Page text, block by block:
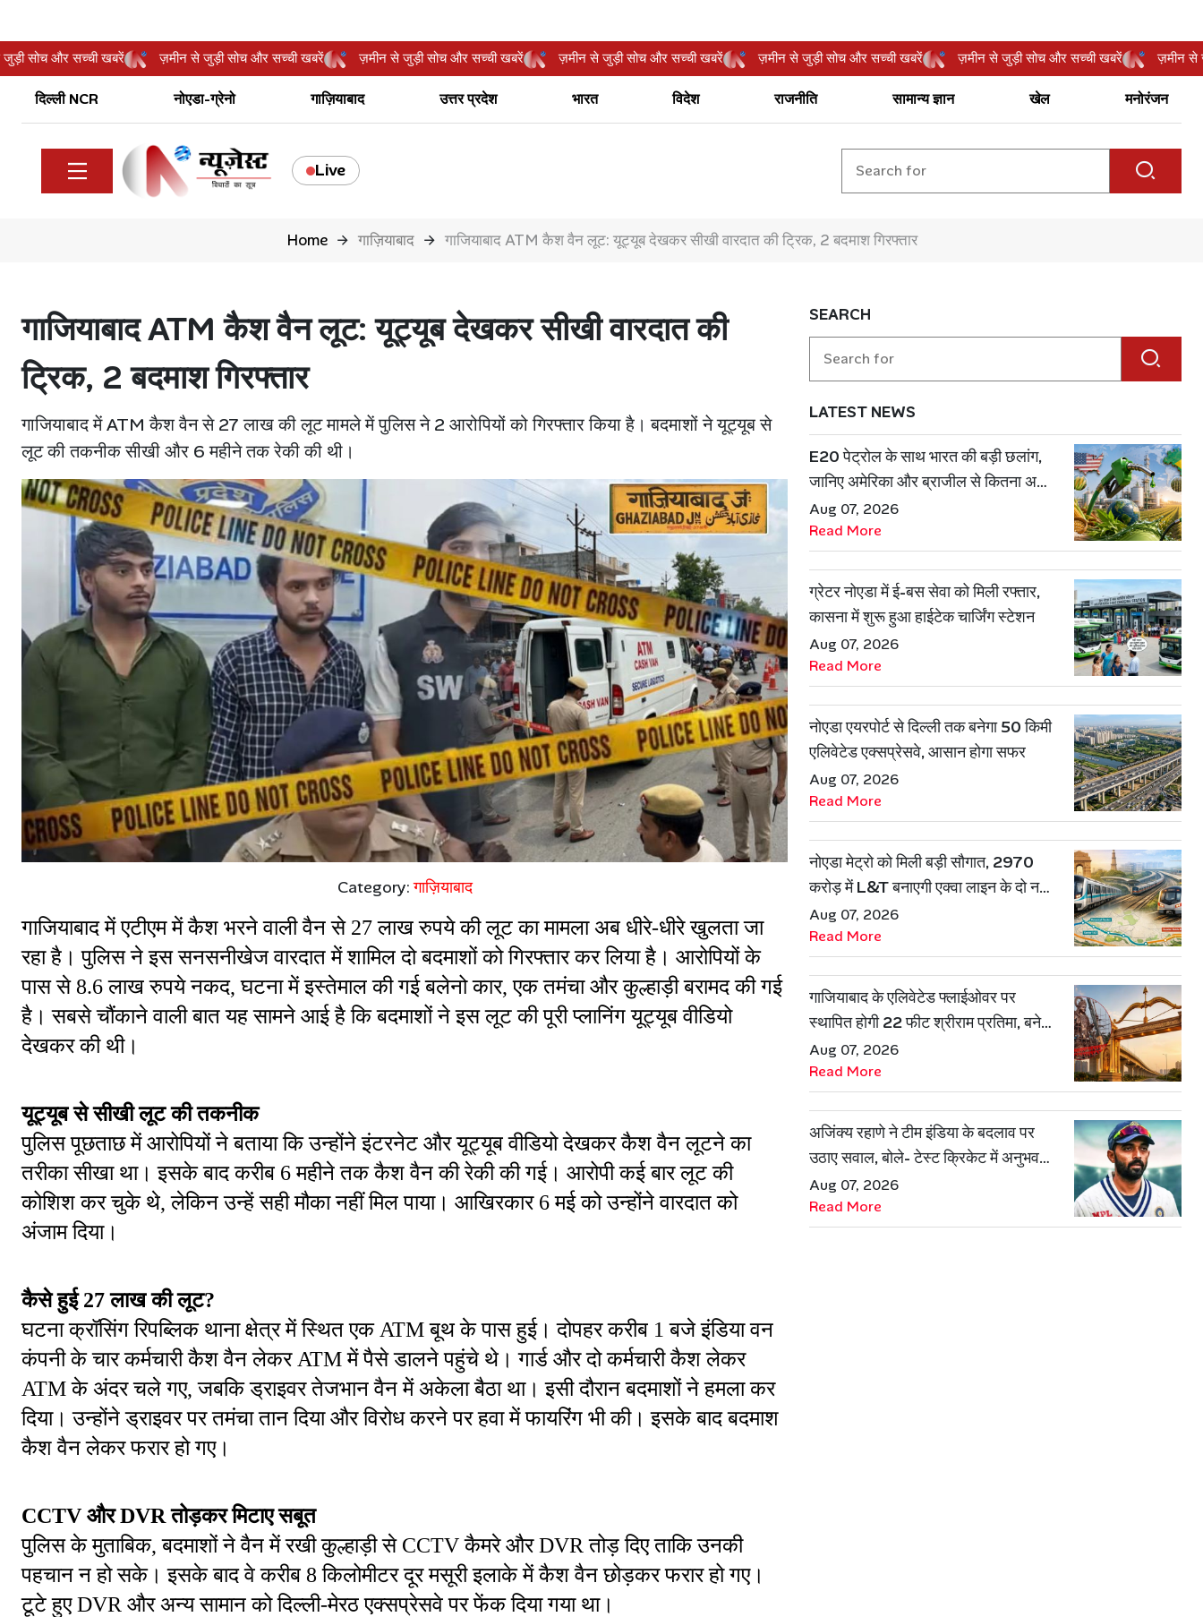
से जुड़ी सोच और सच्ची खबरें ज़मीन से जुड़ी सोच और सच्ची खबरें ज़मीन से जुड़ी सोच और सच्ची खबरें ज़मीन से जुड़ी सोच और सच्ची खबरें ज़मीन से जुड़ी सोच और सच्ची खबरें ज़मीन से जुड़ी सोच और सच्ची खबरें
दिल्ली NCR नोएडा-ग्रेनो गाज़ियाबाद उत्तर प्रदेश भारत विदेश राजनीति सामान्य ज्ञान खेल मनोरंजन
Live
Home गाज़ियाबाद गाजियाबाद ATM कैश वैन लूट: यूट्यूब देखकर सीखी वारदात की ट्रिक, 2 बदमाश गिरफ्तार
गाजियाबाद ATM कैश वैन लूट: यूट्यूब देखकर सीखी वारदात की
ट्रिक, 2 बदमाश गिरफ्तार
गाजियाबाद में ATM कैश वैन से 27 लाख की लूट मामले में पुलिस ने 2 आरोपियों को गिरफ्तार किया है। बदमाशों ने यूट्यूब से
लूट की तकनीक सीखी और 6 महीने तक रेकी की थी।
Category:गाज़ियाबाद
गाजियाबाद में एटीएम में कैश भरने वाली वैन से 27 लाख रुपये की लूट का मामला अब धीरे-धीरे खुलता जा
रहा है। पुलिस ने इस सनसनीखेज वारदात में शामिल दो बदमाशों को गिरफ्तार कर लिया है। आरोपियों के
पास से 8.6 लाख रुपये नकद, घटना में इस्तेमाल की गई बलेनो कार, एक तमंचा और कुल्हाड़ी बरामद की गई
है। सबसे चौंकाने वाली बात यह सामने आई है कि बदमाशों ने इस लूट की पूरी प्लानिंग यूट्यूब वीडियो
देखकर की थी।
यूट्यूब से सीखी लूट की तकनीक
पुलिस पूछताछ में आरोपियों ने बताया कि उन्होंने इंटरनेट और यूट्यूब वीडियो देखकर कैश वैन लूटने का
तरीका सीखा था। इसके बाद करीब 6 महीने तक कैश वैन की रेकी की गई। आरोपी कई बार लूट की
कोशिश कर चुके थे, लेकिन उन्हें सही मौका नहीं मिल पाया। आखिरकार 6 मई को उन्होंने वारदात को
अंजाम दिया।
कैसे हुई 27 लाख की लूट?
घटना क्रॉसिंग रिपब्लिक थाना क्षेत्र में स्थित एक ATM बूथ के पास हुई। दोपहर करीब 1 बजे इंडिया वन
कंपनी के चार कर्मचारी कैश वैन लेकर ATM में पैसे डालने पहुंचे थे। गार्ड और दो कर्मचारी कैश लेकर
ATM के अंदर चले गए, जबकि ड्राइवर तेजभान वैन में अकेला बैठा था। इसी दौरान बदमाशों ने हमला कर
दिया। उन्होंने ड्राइवर पर तमंचा तान दिया और विरोध करने पर हवा में फायरिंग भी की। इसके बाद बदमाश
कैश वैन लेकर फरार हो गए।
CCTV और DVR तोड़कर मिटाए सबूत
पुलिस के मुताबिक, बदमाशों ने वैन में रखी कुल्हाड़ी से CCTV कैमरे और DVR तोड़ दिए ताकि उनकी
पहचान न हो सके। इसके बाद वे करीब 8 किलोमीटर दूर मसूरी इलाके में कैश वैन छोड़कर फरार हो गए।
टूटे हुए DVR और अन्य सामान को दिल्ली-मेरठ एक्सप्रेसवे पर फेंक दिया गया था।
SEARCH
LATEST NEWS
E20 पेट्रोल के साथ भारत की बड़ी छलांग,
जानिए अमेरिका और ब्राजील से कितना अलग
है एथेनॉल मॉडल
Aug 07, 2026
Read More
ग्रेटर नोएडा में ई-बस सेवा को मिली रफ्तार,
कासना में शुरू हुआ हाईटेक चार्जिंग स्टेशन
Aug 07, 2026
Read More
नोएडा एयरपोर्ट से दिल्ली तक बनेगा 50 किमी
एलिवेटेड एक्सप्रेसवे, आसान होगा सफर
Aug 07, 2026
Read More
नोएडा मेट्रो को मिली बड़ी सौगात, 2970
करोड़ में L&T बनाएगी एक्वा लाइन के दो नए
रूट
Aug 07, 2026
Read More
गाजियाबाद के एलिवेटेड फ्लाईओवर पर
स्थापित होगी 22 फीट श्रीराम प्रतिमा, बनेगी
शहर की नई पहचान
Aug 07, 2026
Read More
अजिंक्य रहाणे ने टीम इंडिया के बदलाव पर
उठाए सवाल, बोले- टेस्ट क्रिकेट में अनुभव
की जरूरत हमेशा रहेगी
Aug 07, 2026
Read More